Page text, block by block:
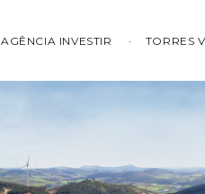
AGÊNCIA INVESTIR TORRES